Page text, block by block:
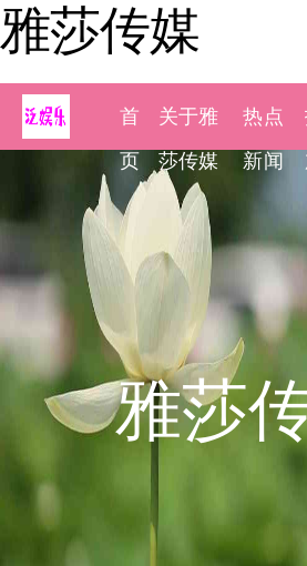
雅莎传媒
首
页
关于雅
莎传媒
热点
新闻
雅莎